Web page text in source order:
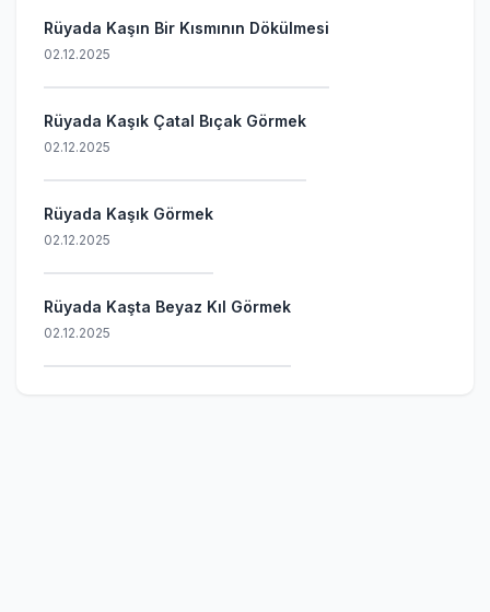
Rüyada Kaşın Bir Kısmının Dökülmesi
02.12.2025
Rüyada Kaşık Çatal Bıçak Görmek
02.12.2025
Rüyada Kaşık Görmek
02.12.2025
Rüyada Kaşta Beyaz Kıl Görmek
02.12.2025